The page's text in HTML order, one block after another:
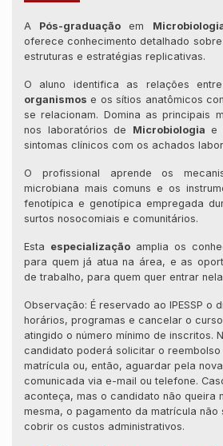
A Pós-graduação em
oferece conhecimento detalhado
estruturas e estratégias replicativas.
O aluno identifica as relações
organismos e os sítios anatômicos
se relacionam. Domina as principais
nos laboratórios de Microbiologia e
sintomas clínicos com os achados
O profissional aprende os
microbiana mais comuns e os
fenotípica e genotípica empregada
surtos nosocomiais e comunitários.
Esta especialização amplia os
para quem já atua na área, e as
de trabalho, para quem quer entrar
Observação: É reservado ao IPESSP o
horários, programas e cancelar o
atingido o número mínimo de inscritos.
candidato poderá solicitar o
matrícula ou, então, aguardar pela
comunicada via e-mail ou telefone.
aconteça, mas o candidato não queira
mesma, o pagamento da matrícula
cobrir os custos administrativos.